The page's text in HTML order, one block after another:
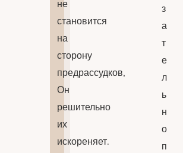
не
становится
на
сторону
предрассудков,
Он
решительно
их
искореняет.
з
а
т
е
л
ь
н
о
п